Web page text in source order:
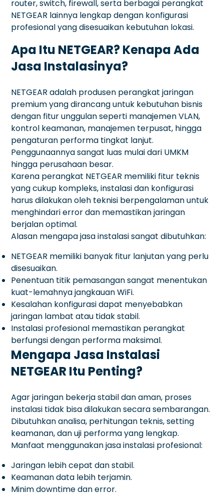
router, switch, firewall, serta berbagai perangkat
NETGEAR lainnya lengkap dengan konfigurasi
profesional yang disesuaikan kebutuhan lokasi.
Apa Itu NETGEAR? Kenapa Ada
Jasa Instalasinya?
NETGEAR adalah produsen perangkat jaringan
premium yang dirancang untuk kebutuhan bisnis
dengan fitur unggulan seperti manajemen VLAN,
kontrol keamanan, manajemen terpusat, hingga
pengaturan performa tingkat lanjut.
Penggunaannya sangat luas mulai dari UMKM
hingga perusahaan besar.
Karena perangkat NETGEAR memiliki fitur teknis
yang cukup kompleks, instalasi dan konfigurasi
harus dilakukan oleh teknisi berpengalaman untuk
menghindari error dan memastikan jaringan
berjalan optimal.
Alasan mengapa jasa instalasi sangat dibutuhkan:
NETGEAR memiliki banyak fitur lanjutan yang perlu
disesuaikan.
Penentuan titik pemasangan sangat menentukan
kuat-lemahnya jangkauan WiFi.
Kesalahan konfigurasi dapat menyebabkan
jaringan lambat atau tidak stabil.
Instalasi profesional memastikan perangkat
berfungsi dengan performa maksimal.
Mengapa Jasa Instalasi
NETGEAR Itu Penting?
Agar jaringan bekerja stabil dan aman, proses
instalasi tidak bisa dilakukan secara sembarangan.
Dibutuhkan analisa, perhitungan teknis, setting
keamanan, dan uji performa yang lengkap.
Manfaat menggunakan jasa instalasi profesional:
Jaringan lebih cepat dan stabil.
Keamanan data lebih terjamin.
Minim downtime dan error.